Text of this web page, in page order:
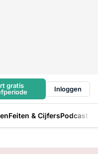
gratis
Inloggen
Feiten & CijfersPodcast